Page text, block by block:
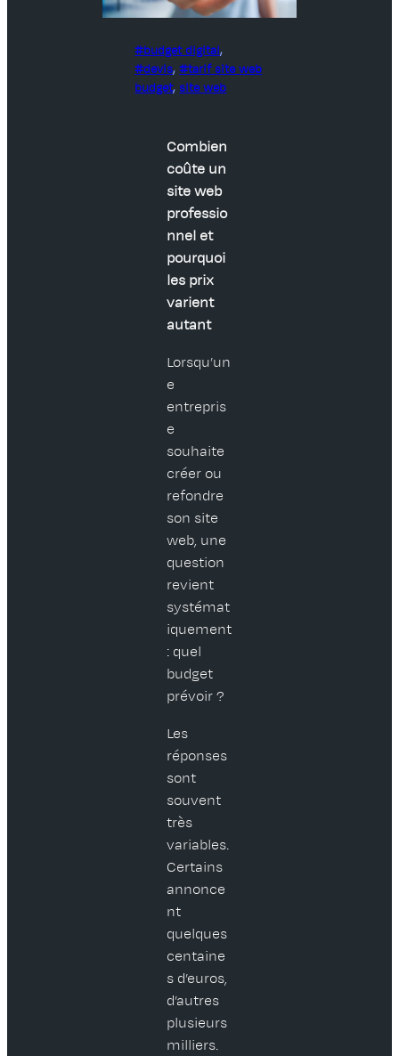
budget digital
devis,
tarif site web
budget, site web
Combien
coûte un
site web
professio
nnel et
pourquoi
les prix
varient
autant
Lorsqu’un
e
entrepris
e
souhaite
créer ou
refondre
son site
web, une
question
revient
systémat
iquement
: quel
budget
prévoir ?
Les
réponses
sont
souvent
très
variables.
Certains
annonce
nt
quelques
centaine
s d’euros,
d’autres
plusieurs
milliers.